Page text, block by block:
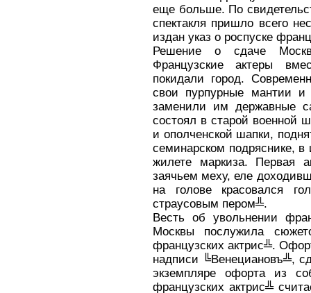
еще больше. По
спектакля пришло всего
издан указ о роспуске
Решение о сдаче
Французские актеры
покидали город.
свои пурпурные мантии
заменили им державные
состоял в старой военной
и ополченской шапки,
семинарском подряснике,
жилете маркиза. Первая
заячьем меху, еле
на голове красовался
страусовым пером╩.
Весть об увольнении
Москвы послужила
французских актрис╩.
надписи ╚Венециановъ╩,
экземпляре офорта из
французских актрис╩